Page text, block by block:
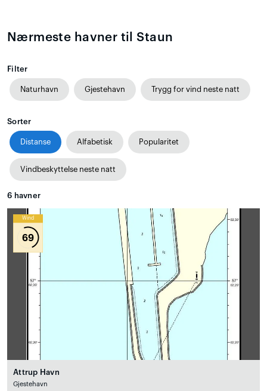
Nærmeste havner til Staun
Filter
Naturhavn Gjestehavn Trygg for vind neste natt
Sorter
Distanse Alfabetisk Popularitet
Vindbeskyttelse neste natt
6 havner
Wind
69
Attrup Havn
Gjestehavn